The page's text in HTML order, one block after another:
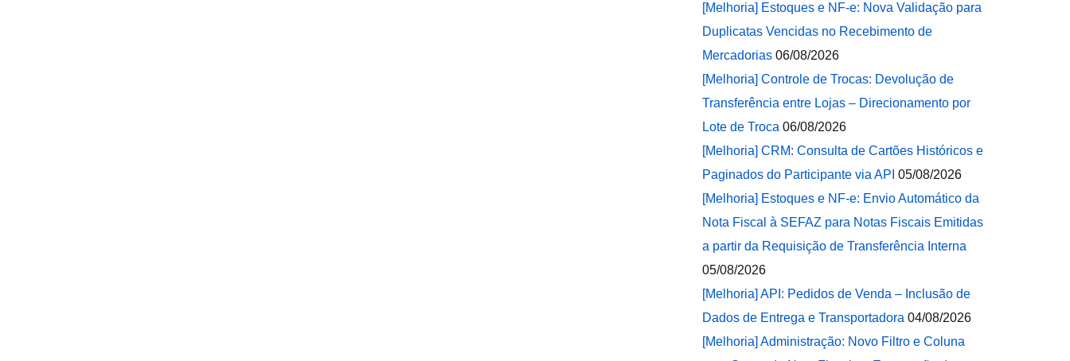
[Melhoria] Estoques e NF-e: Nova Validação para
Duplicatas Vencidas no Recebimento de
Mercadorias 06/08/2026
[Melhoria] Controle de Trocas: Devolução de
Transferência entre Lojas – Direcionamento por
Lote de Troca 06/08/2026
[Melhoria] CRM: Consulta de Cartões Históricos e
Paginados do Participante via API 05/08/2026
[Melhoria] Estoques e NF-e: Envio Automático da
Nota Fiscal à SEFAZ para Notas Fiscais Emitidas
a partir da Requisição de Transferência Interna
05/08/2026
[Melhoria] API: Pedidos de Venda – Inclusão de
Dados de Entrega e Transportadora 04/08/2026
[Melhoria] Administração: Novo Filtro e Coluna